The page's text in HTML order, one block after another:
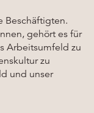
Beschäftigten.
gehört es für
Arbeitsumfeld zu
zu
und unser